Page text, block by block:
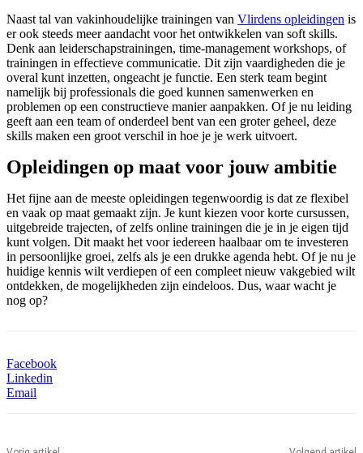
Naast tal van vakinhoudelijke trainingen van Vlirdens opleidingen is
er ook steeds meer aandacht voor het ontwikkelen van soft skills.
Denk aan leiderschapstrainingen, time-management workshops, of
trainingen in effectieve communicatie. Dit zijn vaardigheden die je
overal kunt inzetten, ongeacht je functie. Een sterk team begint
namelijk bij professionals die goed kunnen samenwerken en
problemen op een constructieve manier aanpakken. Of je nu leiding
geeft aan een team of onderdeel bent van een groter geheel, deze
skills maken een groot verschil in hoe je je werk uitvoert.
Opleidingen op maat voor jouw ambitie
Het fijne aan de meeste opleidingen tegenwoordig is dat ze flexibel
en vaak op maat gemaakt zijn. Je kunt kiezen voor korte cursussen,
uitgebreide trajecten, of zelfs online trainingen die je in je eigen tijd
kunt volgen. Dit maakt het voor iedereen haalbaar om te investeren
in persoonlijke groei, zelfs als je een drukke agenda hebt. Of je nu je
huidige kennis wilt verdiepen of een compleet nieuw vakgebied wilt
ontdekken, de mogelijkheden zijn eindeloos. Dus, waar wacht je
nog op?
Facebook
Linkedin
Email